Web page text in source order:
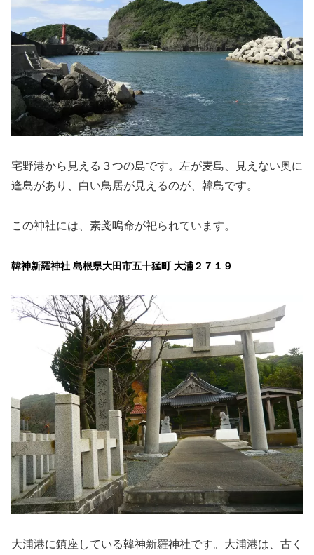
宅野港から見える３つの島です。左が麦島、見えない奥に
逢島があり、白い鳥居が見えるのが、韓島です。
この神社には、素戔嗚命が祀られています。
韓神新羅神社 島根県大田市五十猛町 大浦２７１９
大浦港に鎮座している韓神新羅神社です。大浦港は、古く